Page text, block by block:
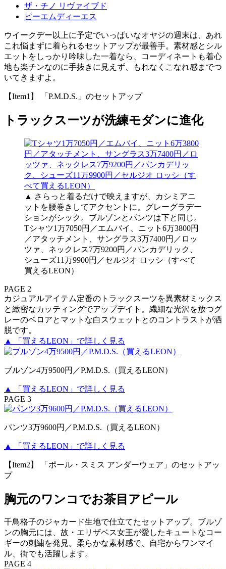
ザ・チノ リヴァイブド
ピーエムディーエス
ウイークデー以上に予定でいっぱいなオヤジの週末は、あれ
これ悩まずに着られるセットアップが最善手。素材感とシル
エットをしっかり吟味した一着なら、コーディネートも着心
地も楽チンなのに手抜きに見えず、もれなくこなれ感までつ
いてきますよ。
【Item1】 「P.M.D.S.」のセットアップ
トラックスーツが洗練モダンに進化
▲ さらっと着るだけで映えますが、カシミアニ
ットを腰巻きしてアクセントに。グレーグラデー
ションがシック。ブルゾンとパンツは下と同じ。
Tシャツ1万7050円／エムバイ、ニット6万3800円
／アタッチメント、サングラス3万7400円／ロッ
ツァ、ネックレス7万9200円／パンカデリック、
シューズ11万9900円／セルジオ ロッシ（すべて
買えるLEON）
PAGE 2
カジュアルアイテム定番のトラックスーツを異素材ミックス
と緻密なカッティングでアップデイト。繊細な光沢を放つグ
レーのベロアとマットな白スウェットとのコントラストが洒
脱です。
▲ 「買えるLEON」で詳しく見る
ブルゾン4万9500円／P.M.D.S.（買えるLEON）
▲ 「買えるLEON」で詳しく見る
PAGE 3
パンツ3万9600円／P.M.D.S.（買えるLEON）
▲ 「買えるLEON」で詳しく見る
【Item2】 「ポール・スミス アンダーウェア」のセットアッ
プ
胸元のワンコでお茶目アピール
千鳥格子のジャカード生地で仕立てたセットアップ。ブルゾ
ンの胸元には、故・エリザベス女王が愛したキュートなコー
ギーの刺繍を発見。柔らかな素材感で、自宅からワンマイ
ル、街でも活躍します。
PAGE 4